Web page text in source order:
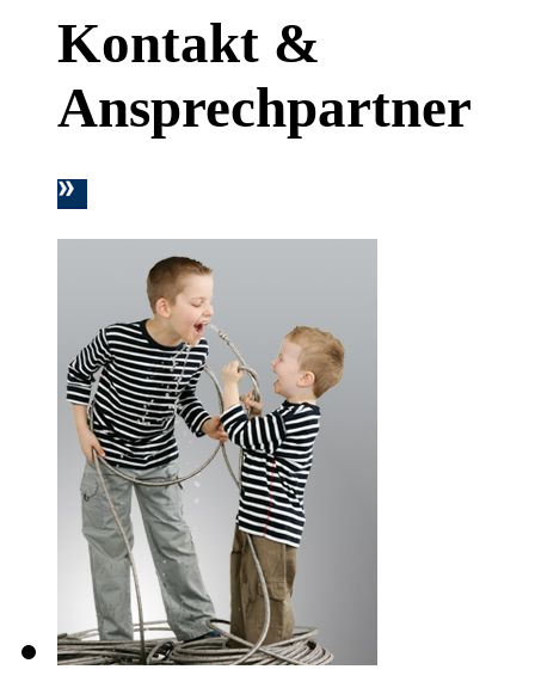
Kontakt &
Ansprechpartner